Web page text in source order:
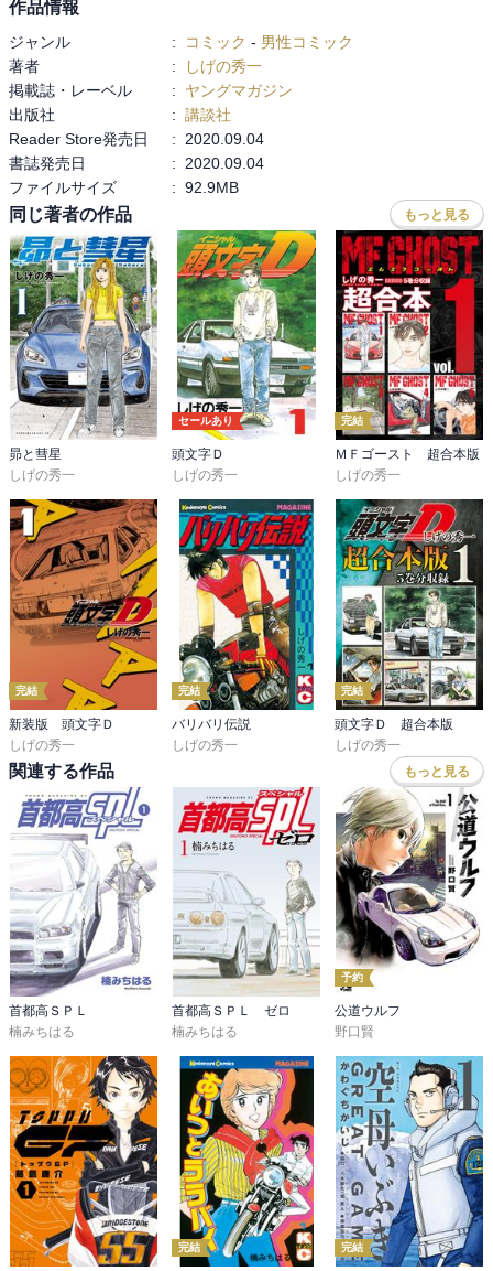
作品情報
ジャンル : コミック - 男性コミック
著者
:
しげの秀一
掲載誌・レーベル
:
ヤングマガジン
出版社
: 講談社
Reader Store発売日
:
2020.09.04
書誌発売日
:
2020.09.04
ファイルサイズ
: 92.9MB
同じ著者の作品 もっと見る
昴と彗星
しげの秀一
セールあり
頭文字Ｄ
しげの秀一
完結
ＭＦゴースト 超合本版
しげの秀一
完結
新装版 頭文字Ｄ
しげの秀一
完結
バリバリ伝説
しげの秀一
完結
頭文字Ｄ 超合本版
しげの秀一
関連する作品 もっと見る
首都高ＳＰＬ
楠みちはる
首都高ＳＰＬ ゼロ
楠みちはる
予約
公道ウルフ
野口賢
完結 完結